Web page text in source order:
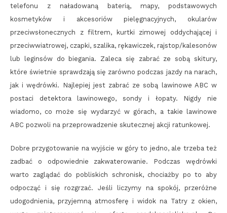
telefonu z naładowaną baterią, mapy, podstawowych
kosmetyków i akcesoriów pielęgnacyjnych, okularów
przeciwsłonecznych z filtrem, kurtki zimowej oddychającej i
przeciwwiatrowej, czapki, szalika, rękawiczek, rajstop/kalesonów
lub leginsów do biegania. Zaleca się zabrać ze sobą skitury,
które świetnie sprawdzają się zarówno podczas jazdy na narach,
jak i wędrówki. Najlepiej jest zabrać ze sobą lawinowe ABC w
postaci detektora lawinowego, sondy i łopaty. Nigdy nie
wiadomo, co może się wydarzyć w górach, a takie lawinowe
ABC pozwoli na przeprowadzenie skutecznej akcji ratunkowej.
Dobre przygotowanie na wyjście w góry to jedno, ale trzeba też
zadbać o odpowiednie zakwaterowanie. Podczas wędrówki
warto zaglądać do pobliskich schronisk, chociażby po to aby
odpocząć i się rozgrzać. Jeśli liczymy na spokój, przeróżne
udogodnienia, przyjemną atmosferę i widok na Tatry z okien,